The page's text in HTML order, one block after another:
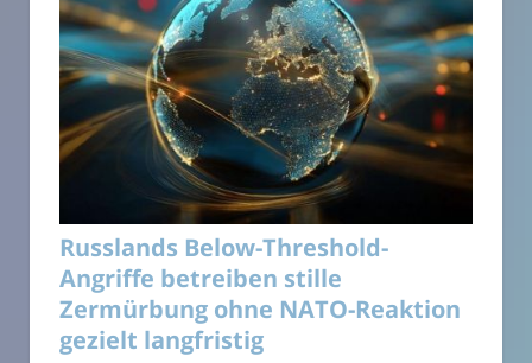
Russlands Below-Threshold-
Angriffe betreiben stille
Zermürbung ohne NATO-Reaktion
gezielt langfristig